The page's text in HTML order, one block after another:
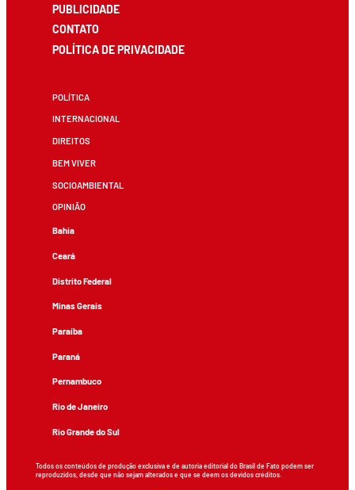
PUBLICIDADE
CONTATO
POLÍTICA DE PRIVACIDADE
POLÍTICA
INTERNACIONAL
DIREITOS
BEM VIVER
SOCIOAMBIENTAL
OPINIÃO
Bahia
Ceará
Distrito Federal
Minas Gerais
Paraíba
Paraná
Pernambuco
Rio de Janeiro
Rio Grande do Sul
Todos os conteúdos de produção exclusiva e de autoria editorial do Brasil de Fato podem ser
reproduzidos, desde que não sejam alterados e que se deem os devidos créditos.